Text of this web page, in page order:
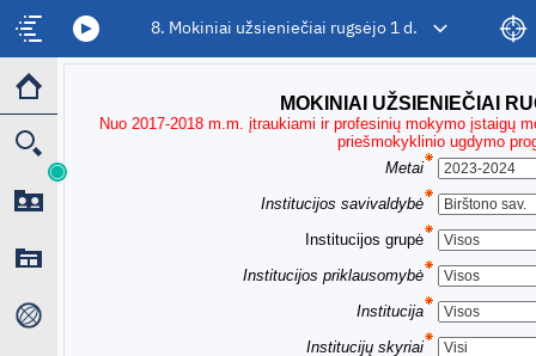
8. Mokiniai užsieniečiai rugsėjo 1 d.